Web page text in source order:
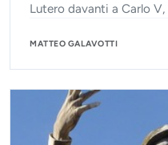
Lutero davanti a Carlo
MATTEO GALAVOTTI